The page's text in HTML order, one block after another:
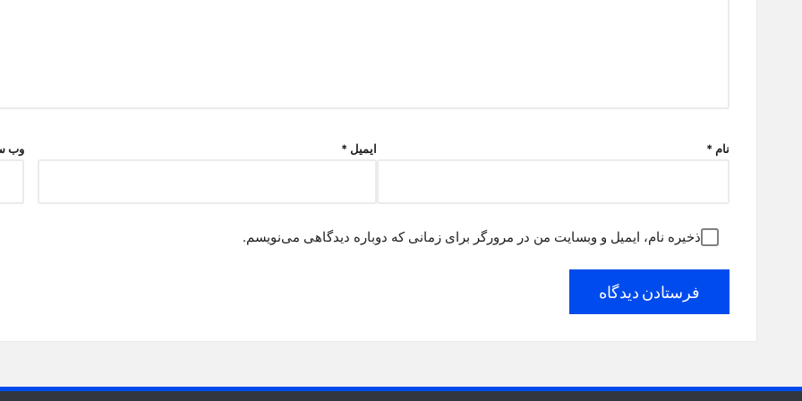
نام * ایمیل * وب‌
ذخیره نام، ایمیل و وبسایت من در مرورگر برای زمانی که دوباره دیدگاهی می‌نویسم.